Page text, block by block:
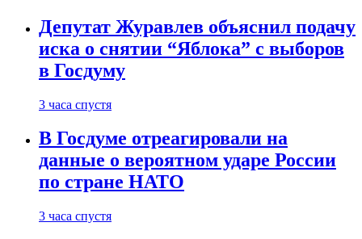
Депутат Журавлев объяснил подачу
иска о снятии “Яблока” с выборов
в Госдуму
3 часа спустя
В Госдуме отреагировали на
данные о вероятном ударе России
по стране НАТО
3 часа спустя